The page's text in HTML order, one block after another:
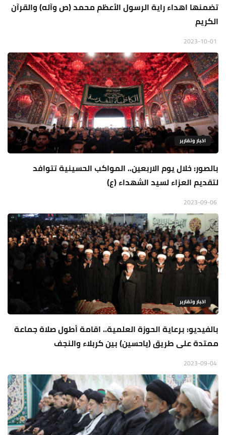
تضمنها اهداء راية الرسول الأعظم محمد (ص وآله) والقرآن
الكريم
اخبار وتقارير
بالصور: خلال يوم الاربعين.. المواكب الحسينية تتوافد
لتقديم العزاء لسيد الشهداء (ع)
اخبار وتقارير
بالفيديو: برعاية الحوزة العلمية.. اقامة أطول صلاة جماعة
ممتدة على طريق (ياحسين) بين كربلاء والنجف